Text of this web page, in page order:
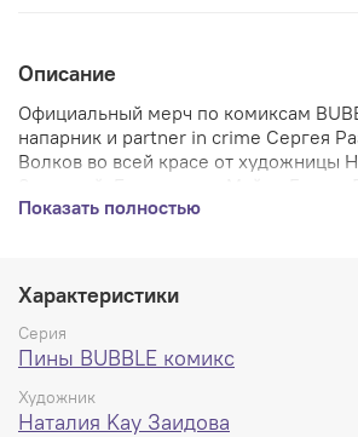
Описание
Официальный мерч по комиксам
напарник и partner in crime Сергея
Волков во всей красе от художницы
Пин из металла и на картонной
Показать полностью
Характеристики
Серия
Пины BUBBLE комикс
Художник
Наталия Kay Заидова